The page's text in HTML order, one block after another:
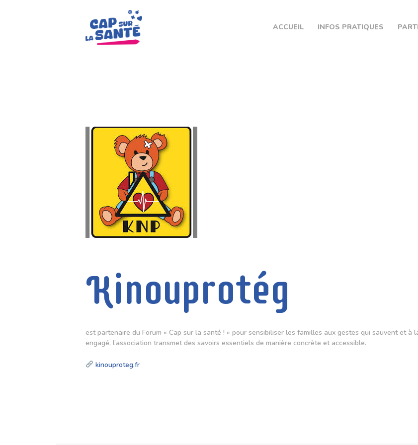
ACCUEIL INFOS PRATIQUES
INFOS PRATIQUES
Kinouprotég
est partenaire du Forum « Cap sur la santé ! » pour sensibiliser les familles aux gestes qui sauvent et à
engagé, l’association transmet des savoirs essentiels de manière concrète et accessible.
kinouproteg.fr